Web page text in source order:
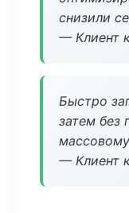
снизили
— Клиент
Быстро
затем без
— Клиент